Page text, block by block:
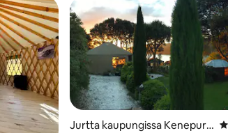
Jurtta kaupungissa Kenepuru